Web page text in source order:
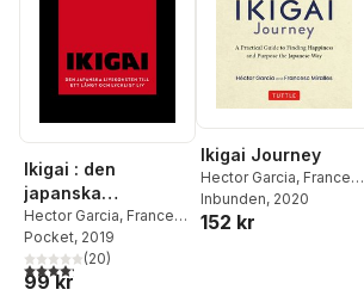
Ikigai : den
japanska
livskonsten till ett
långt och lyckligt
liv
Hector Garcia, Francesc
Miralles
Pocket, 2019
4,2utav 5 stjärnor. Totalt antal röster:
(20)
99 kr
Ikigai Journey
Hector Garcia, Francesc
Miralles
Inbunden, 2020
152 kr